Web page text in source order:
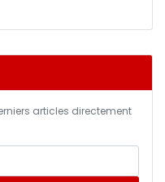
articles directement